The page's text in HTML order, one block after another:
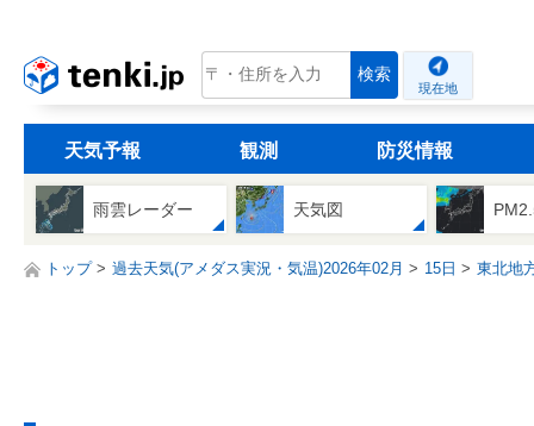
tenki.jp 検索
現在地
天気予報 観測 防災情報
雨雲レーダー 天気図
トップ 過去天気(アメダス実況・気温)2026年02月 15日 東北地